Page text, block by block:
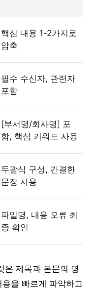
핵심 내용 1-2가지로
압축
필수 수신자, 관련자
포함
[부서명/회사명] 포
함, 핵심 키워드 사용
두괄식 구성, 간결한
문장 사용
파일명, 내용 오류 최
종 확인
은 제목과 본문의 명
을 빠르게 파악하고